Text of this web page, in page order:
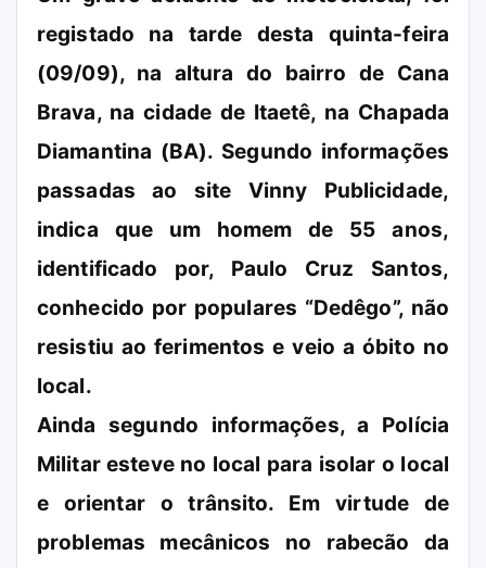
registado na tarde desta quinta-feira
(09/09), na altura do bairro de Cana
Brava, na cidade de Itaetê, na Chapada
Diamantina (BA). Segundo informações
passadas ao site Vinny Publicidade,
indica que um homem de 55 anos,
identificado por, Paulo Cruz Santos,
conhecido por populares “Dedêgo”, não
resistiu ao ferimentos e veio a óbito no
local.
Ainda segundo informações, a Polícia
Militar esteve no local para isolar o local
e orientar o trânsito. Em virtude de
problemas mecânicos no rabecão da